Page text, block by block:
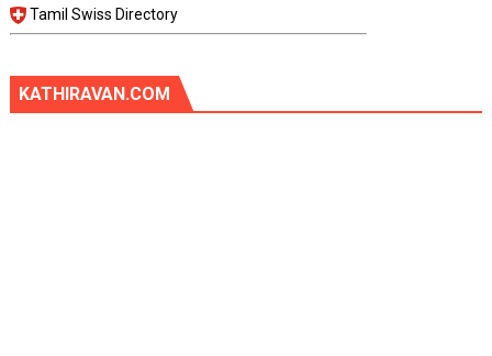
Tamil Swiss Directory
KATHIRAVAN.COM